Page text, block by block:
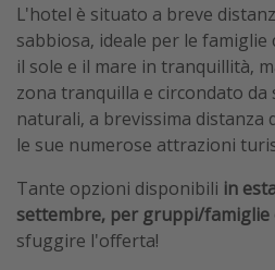
L'hotel è situato a breve
sabbiosa, ideale per le
il sole e il mare in tranquillità,
zona tranquilla e circondato da
naturali, a brevissima distanza
le sue numerose attrazioni
Tante opzioni disponibili in
settembre, per gruppi/famiglie
sfuggire l'offerta!